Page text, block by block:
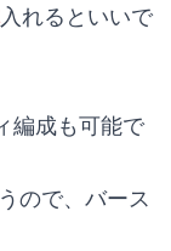
入れるといいで
編成も可能で
ので、バース